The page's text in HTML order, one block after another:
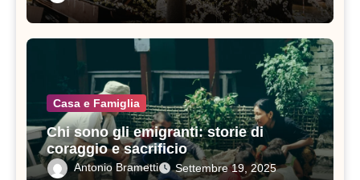
Casa e Famiglia
Chi sono gli emigranti: storie di
coraggio e sacrificio
Antonio Brametti Settembre 19, 2025